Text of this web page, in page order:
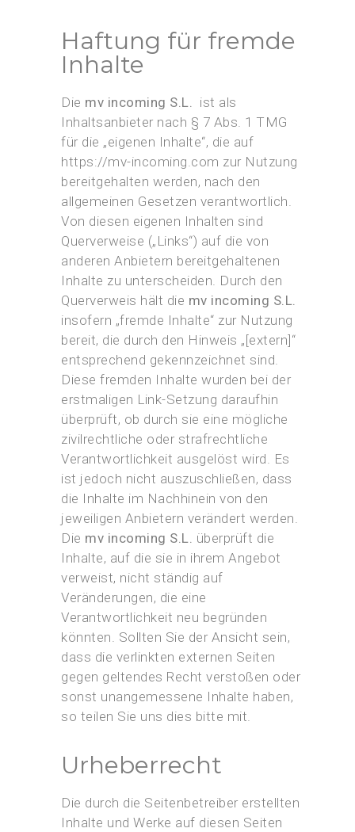
Haftung für fremde
Inhalte
Die mv incoming S.L.
ist als
Inhaltsanbieter nach § 7 Abs. 1 TMG
für die „eigenen Inhalte“, die auf
https://mv-incoming.com zur Nutzung
bereitgehalten werden, nach den
allgemeinen Gesetzen verantwortlich.
Von diesen eigenen Inhalten sind
Querverweise („Links“) auf die von
anderen Anbietern bereitgehaltenen
Inhalte zu unterscheiden. Durch den
Querverweis hält die mv incoming S.L.
insofern „fremde Inhalte“ zur Nutzung
bereit, die durch den Hinweis „[extern]“
entsprechend gekennzeichnet sind.
Diese fremden Inhalte wurden bei der
erstmaligen Link-Setzung daraufhin
überprüft, ob durch sie eine mögliche
zivilrechtliche oder strafrechtliche
Verantwortlichkeit ausgelöst wird. Es
ist jedoch nicht auszuschließen, dass
die Inhalte im Nachhinein von den
jeweiligen Anbietern verändert werden.
Die mv incoming S.L. überprüft die
Inhalte, auf die sie in ihrem Angebot
verweist, nicht ständig auf
Veränderungen, die eine
Verantwortlichkeit neu begründen
könnten. Sollten Sie der Ansicht sein,
dass die verlinkten externen Seiten
gegen geltendes Recht verstoßen oder
sonst unangemessene Inhalte haben,
so teilen Sie uns dies bitte mit.
Urheberrecht
Die durch die Seitenbetreiber erstellten
Inhalte und Werke auf diesen Seiten